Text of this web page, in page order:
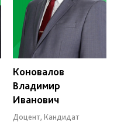
Коновалов
Владимир
Иванович
Доцент, Кандидат